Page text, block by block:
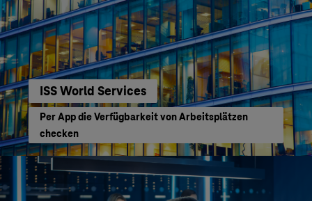
ISS World Services
Per App die Verfügbarkeit von Arbeitsplätzen
checken